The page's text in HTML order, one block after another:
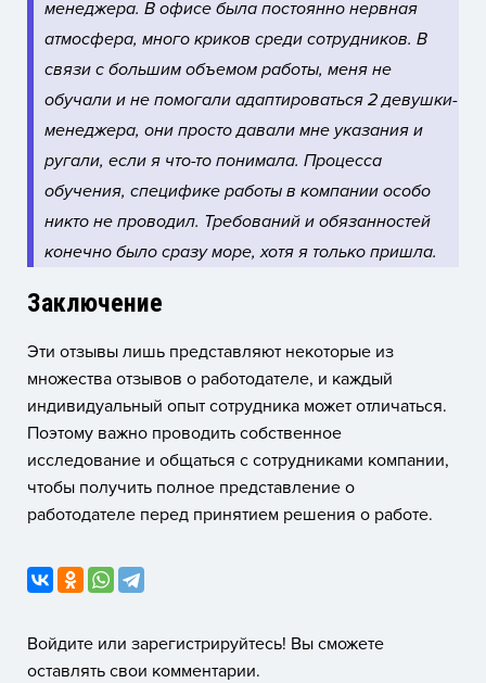
менеджера. В офисе была постоянно нервная
атмосфера, много криков среди сотрудников. В
связи с большим объемом работы, меня не
обучали и не помогали адаптироваться 2 девушки-
менеджера, они просто давали мне указания и
ругали, если я что-то понимала. Процесса
обучения, специфике работы в компании особо
никто не проводил. Требований и обязанностей
конечно было сразу море, хотя я только пришла.
Заключение
Эти отзывы лишь представляют некоторые из
множества отзывов о работодателе, и каждый
индивидуальный опыт сотрудника может отличаться.
Поэтому важно проводить собственное
исследование и общаться с сотрудниками компании,
чтобы получить полное представление о
работодателе перед принятием решения о работе.
Войдите или зарегистрируйтесь! Вы сможете
оставлять свои комментарии.